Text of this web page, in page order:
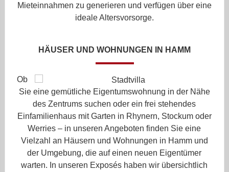
Mieteinnahmen zu generieren und verfügen über eine
ideale Altersvorsorge.
HÄUSER UND WOHNUNGEN IN HAMM
Ob
Sie eine gemütliche Eigentumswohnung in der Nähe
des Zentrums suchen oder ein frei stehendes
Einfamilienhaus mit Garten in Rhynern, Stockum oder
Werries – in unseren Angeboten finden Sie eine
Vielzahl an Häusern und Wohnungen in Hamm und
der Umgebung, die auf einen neuen Eigentümer
warten. In unseren Exposés haben wir übersichtlich